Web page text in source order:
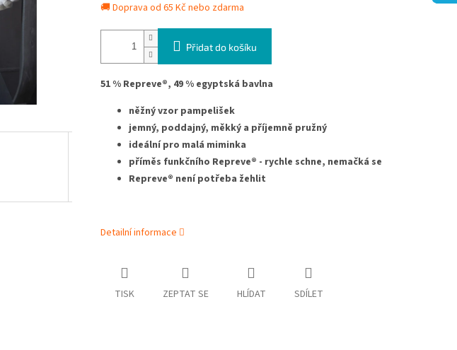
🚚 Doprava od 65 Kč nebo zdarma
Přidat do košíku
51 % Repreve®, 49 % egyptská bavlna
něžný vzor pampelišek
jemný, poddajný, měkký a příjemně pružný
ideální pro malá miminka
příměs funkčního Repreve® - rychle schne, nemačká se
Repreve® není potřeba žehlit
Detailní informace
TISK ZEPTAT SE HLÍDAT SDÍLET